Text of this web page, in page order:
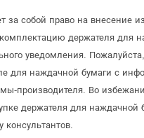
за собой право на внесение
держателя для
уведомления.
для наждачной бумаги с
производителя. Во
держателя для наждачной